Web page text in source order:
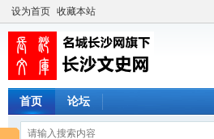
设为首页 收藏本站
首页 论坛